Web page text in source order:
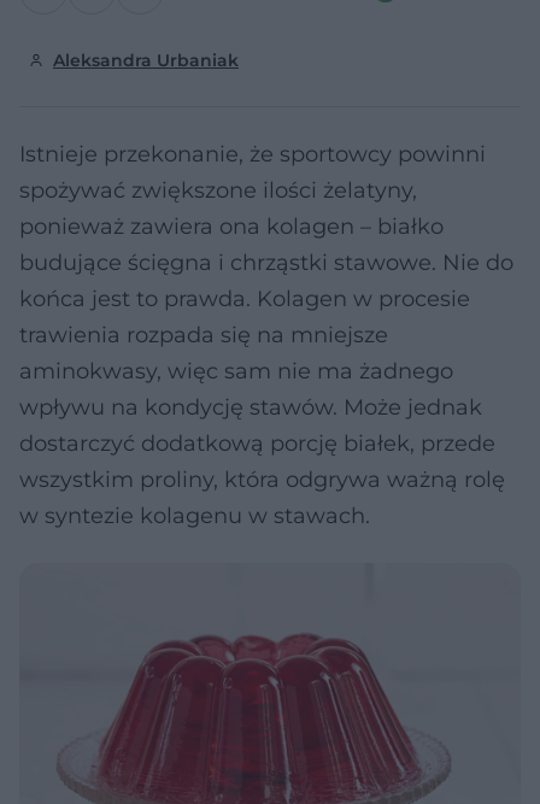
Aleksandra Urbaniak
Istnieje przekonanie, że sportowcy powinni
spożywać zwiększone ilości żelatyny,
ponieważ zawiera ona kolagen – białko
budujące ścięgna i chrząstki stawowe. Nie do
końca jest to prawda. Kolagen w procesie
trawienia rozpada się na mniejsze
aminokwasy, więc sam nie ma żadnego
wpływu na kondycję stawów. Może jednak
dostarczyć dodatkową porcję białek, przede
wszystkim proliny, która odgrywa ważną rolę
w syntezie kolagenu w stawach.